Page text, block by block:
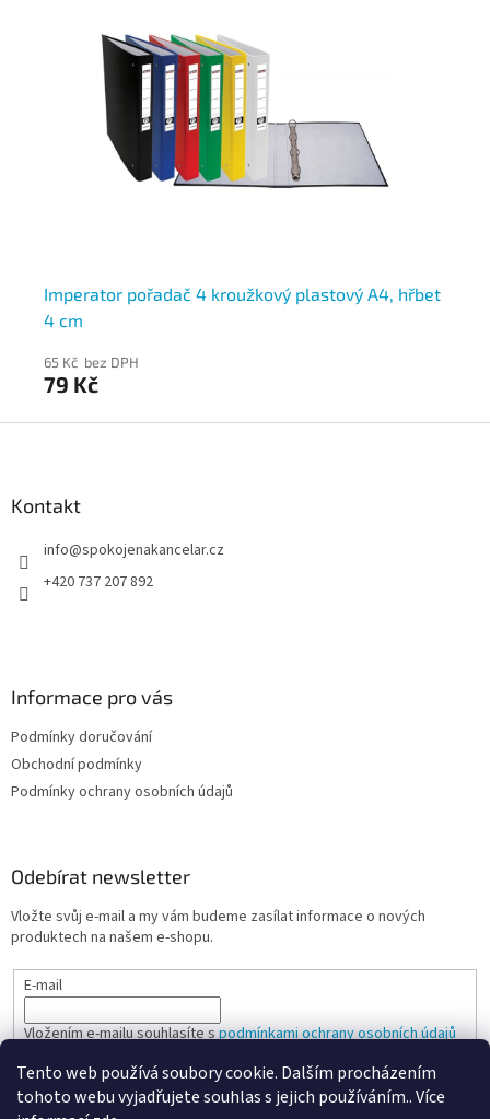
Tento web používá soubory cookie. Dalším procházením
tohoto webu vyjadřujete souhlas s jejich používáním.. Více
Imperator pořadač 4 kroužkový plastový A4, hřbet
4 cm
65 Kč bez DPH
79 Kč
Kontakt
info@spokojenakancelar.cz
+420 737 207 892
Informace pro vás
Podmínky doručování
Obchodní podmínky
Podmínky ochrany osobních údajů
Odebírat newsletter
Vložte svůj e-mail a my vám budeme zasílat informace o nových
produktech na našem e-shopu.
E-mail
Vložením e-mailu souhlasíte spodmínkami ochrany osobních údajů
PŘIHLÁSIT SE